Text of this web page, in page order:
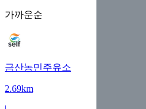
가까운순
금산농민주유소
2.69km